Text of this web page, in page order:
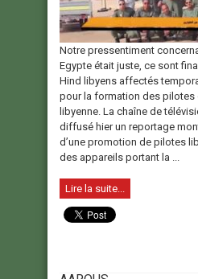
Notre pressentiment
Egypte était juste, ce sont
Hind libyens affectés
pour la formation des pilotes
libyenne. La chaîne de
diffusé hier un reportage
d’une promotion de pilotes
des appareils portant la ...
Lire la suite...